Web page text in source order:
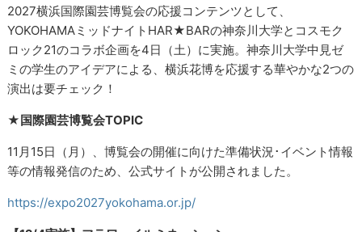
2027横浜国際園芸博覧会の応援コンテンツとして、
YOKOHAMAミッドナイトHAR★BARの神奈川大学とコスモク
ロック21のコラボ企画を4日（土）に実施。神奈川大学中見ゼ
ミの学生のアイデアによる、横浜花博を応援する華やかな2つの
演出は要チェック！
★国際園芸博覧会TOPIC
11月15日（月）、博覧会の開催に向けた準備状況･イベント情報
等の情報発信のため、公式サイトが公開されました。
https://expo2027yokohama.or.jp/